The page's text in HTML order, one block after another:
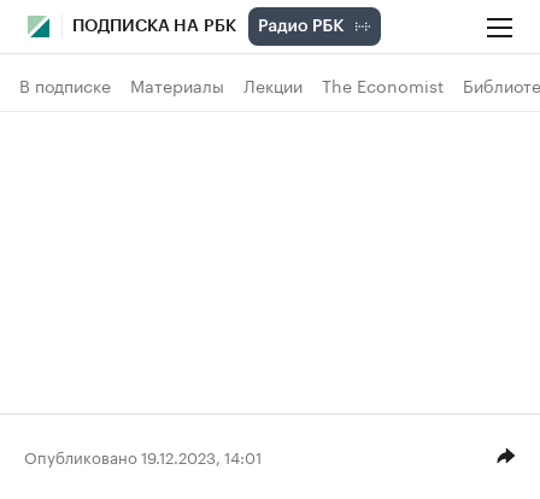
ПОДПИСКА НА РБК
В подписке Материалы Лекции The Economist
Опубликовано 19.12.2023, 14:01